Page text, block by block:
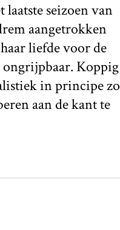
seizoen van
aangetrokken
liefde voor de
ongrijpbaar. Koppig
in principe zo
aan de kant te